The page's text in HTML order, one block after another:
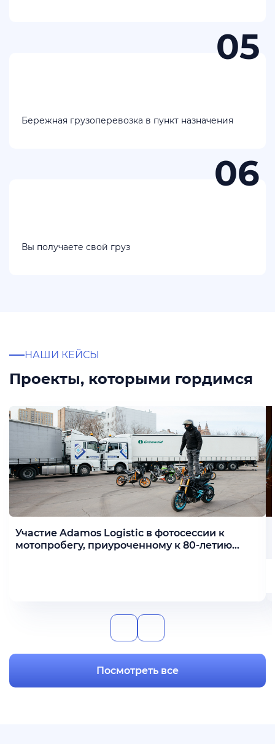
Бережная грузоперевозка в пункт назначения
Вы получаете свой груз
НАШИ КЕЙСЫ
Проекты, которыми гордимся
Участие Adamos Logistic в фотосессии к
мотопробегу, приуроченному к 80-летию
Посмотреть все